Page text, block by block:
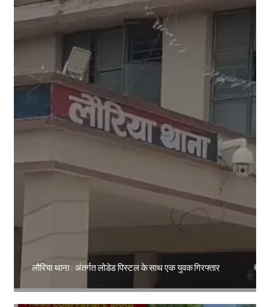
लौरिया थाना : अंतर्गत लोडेड पिस्टल के साथ एक युवक गिरफ्तार